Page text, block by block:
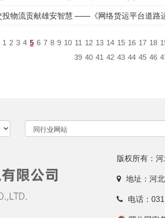
投物流贡献雄安智慧 ——《网络货运平台道路
1 2 3 4 5 6 7 8 9 10 11 12 13 14 15 16 17 18
39 40 41 42 43 44 45 46
版权所有：
地址：河
电话：